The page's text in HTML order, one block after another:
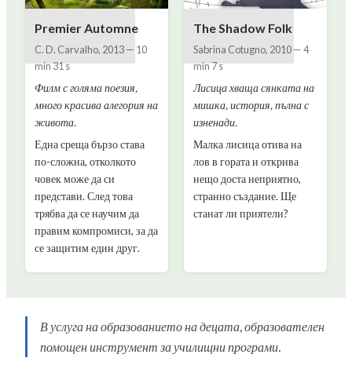
Premier Automne
C. D. Carvalho, 2013— 10
min 31 s
Филм с голяма поезия,
много красива алегория на
живота.
Една среща бързо става
по-сложна, отколкото
човек може да си
представи. След това
трябва да се научим да
правим компромиси, за да
се защитим един друг.
The Shadow Folk
Sabrina Cotugno, 2010—4
min 7 s
Лисица хваща сянката на
мишка, история, пълна с
изненади.
Малка лисица отива на
лов в гората и открива
нещо доста неприятно,
странно създание. Ще
станат ли приятели?
В услуга на образованието на децата, образователен
помощен инструмент за училищни програми.